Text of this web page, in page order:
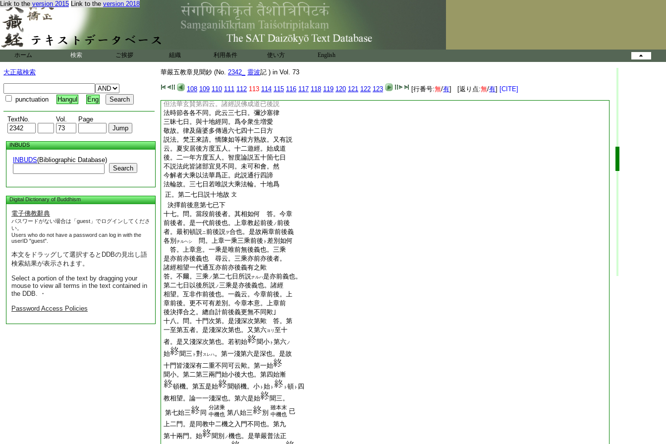
Link to the version 2015 Link to the version 2018
ホーム 検索 ご挨拶 組織 利用条件 使い方 English
大正蔵検索
punctuation Hangul Eng
TextNo. Vol. Page
INBUDS
INBUDS(Bibliographic Database)
Search
Digital Dictionary of Buddhism
電子佛教辭典
パスワードがない場合は「guest」でログインしてくださ
い。
Users who do not have a password can log in with the
userID "guest".
本文をドラッグして選択するとDDBの見出し語
検索結果が表示されます。
Select a portion of the text by dragging your
mouse to view all terms in the text contained in
the DDB. ・
Password Access Policies
華嚴五教章見聞鈔 (No. 2342_ 靈波記 ) in Vol. 73
108 109 110 111 112 113 114 115 116 117 118 119 120 121 122 123 [行番号:無/有] [返り点:無/有] [CITE]
道。爲五比丘轉法輪日。大小乘説。理合
皆同。如説經行遠近觀樹等事。容有異也。
佛神境力入定之相事
知故 已上
但定賓
律師飾宗中。亦破寶師義。還成古能見聞
有異之義。既是諸師異論。
一定歟。雖然。
案章主意。可同賓師之説也
十六。問。縱雖見聞有異。而其中可有正
否耶 答。今章主意。
機告於正説。約何機宜可判正不哉 爲言
但法華玄賛第四云。諸經説佛成道已後説
法時節各各不同。此云三七日。彌沙塞律
三昧七日。與十地經同。爲令衆生増愛
敬故。律及薩婆多傳過六七四十二日方
説法。梵王來請。憍陳如等根方熟故。又有説
云。夏安居後方度五人。十二遊經。始成道
後。二一年方度五人。智度論説五十箇七日
不説法此皆諸部宜見不同。未可和會。然
今解者大乘以法華爲正。此説通行四諦
法輪故。三七日若唯説大乘法輪。十地爲
正。第二七日説十地故 文
決擇前後意第七已下
十七。問。當段前後者。其相如何 答。今章
前後者。是一代前後也。上章教起前後 ノ前後
者。最初頓説ニ前後説ヲ合也。是故兩章前後義
各別 ナルヘシ 問。上章一乘三乘前後 ト 差別如何
答。上章意。一乘是唯前無後義也。三乘
是亦前亦後義也 尋云。三乘亦前亦後者。
諸經相望一代通互亦前亦後義有之歟
答。不爾。三乘 ノ第二七日所説ナルハ是亦前義也。
第二七日以後所説ノ三乘是亦後義也。諸經
相望。互非作前後也。一義云。今章前後。上
章前後。更不可有差別。今章本意。上章前
後決擇合之。總自計前後義更無不同歟｣
十八。問。十門次第。是淺深次第歟 答。第
一至第五者。是淺深次第也。又第六ヨリ 至十
者。是又淺深次第也。若初始
聞小 ト 第六ノ
始 聞三 ト 對スレハ。第一淺第六是深也。是故
十門皆淺深有二重不同可云歟。第一始
聞小。第二第三兩門始小後大也。第四始漸
頓機。第五是始
聞頓機。小 ト 始 ト ト 頓 ト 四
教相望。論一一淺深也。第六是始
聞三。
第七始三
同
分諸乘
中機也 第八始三 別
雖本末
中機也 已
上二門。是同教中二機之入門不同也。第九
第十兩門。始
聞別 ノ機也。是華嚴普法正